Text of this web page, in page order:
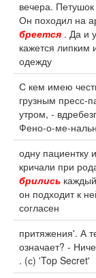
вечера.
Он походил на
бреется . Да и
кажется липким
одежду
С кем имею
грузным пресс-
утром, -
Фено-о-ме-
одну пациентку
кричали при
брились
он подходит к
согласен
притяжения'. А
означает? -
. (с) 'Top Secret'